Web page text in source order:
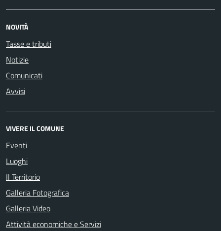
NOVITÀ
Tasse e tributi
Notizie
Comunicati
Avvisi
VIVERE IL COMUNE
Eventi
Luoghi
Il Territorio
Galleria Fotografica
Galleria Video
Attività economiche e Servizi